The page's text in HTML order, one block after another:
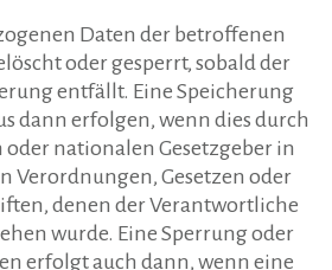
Daten der betroffenen
oder gesperrt, sobald der
entfällt. Eine Speicherung
dann erfolgen, wenn dies durch
nationalen Gesetzgeber in
Verordnungen, Gesetzen oder
denen der Verantwortliche
wurde. Eine Sperrung oder
erfolgt auch dann, wenn eine